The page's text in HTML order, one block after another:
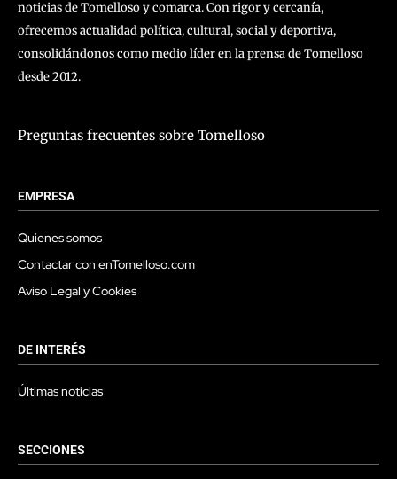
noticias de Tomelloso y comarca. Con rigor y cercanía,
ofrecemos actualidad política, cultural, social y deportiva,
consolidándonos como medio líder en la prensa de Tomelloso
desde 2012.
Preguntas frecuentes sobre Tomelloso
EMPRESA
Quienes somos
Contactar con enTomelloso.com
Aviso Legal y Cookies
DE INTERÉS
Últimas noticias
SECCIONES